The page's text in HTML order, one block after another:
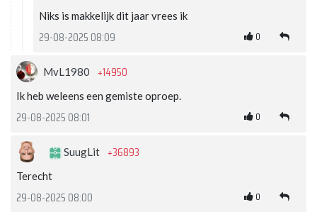
Niks is makkelijk dit jaar vrees ik
29-08-2025 08:09 0
MvL1980 +14950
Ik heb weleens een gemiste oproep.
29-08-2025 08:01 0
SuugLit +36893
Terecht
29-08-2025 08:00 0